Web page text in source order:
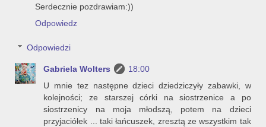
Serdecznie pozdrawiam:))
Odpowiedz
Odpowiedzi
Gabriela Wolters
18:00
U mnie tez następne dzieci dziedziczyły zabawki, w
kolejności; ze starszej córki na siostrzenice a po
siostrzenicy na moja młodszą, potem na dzieci
przyjaciółek ... taki łańcuszek, zresztą ze wszystkim tak